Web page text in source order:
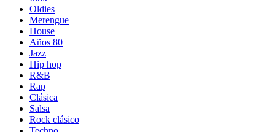
Oldies
Merengue
House
Años 80
Jazz
Hip hop
R&B
Rap
Clásica
Salsa
Rock clásico